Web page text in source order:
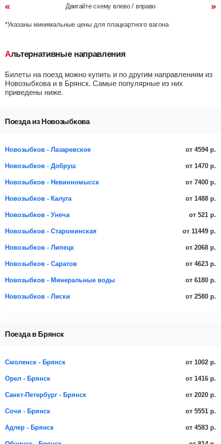
Двигайте схему влево / вправо
*Указаны минимальные цены для плацкартного вагона
Альтернативные направления
Билеты на поезд можно купить и по другим направлениям из
Новозыбкова и в Брянск. Самые популярные из них
приведены ниже.
Поезда из Новозыбкова
Новозыбков - Лазаревское от 4594 р.
Новозыбков - Добруш от 1470 р.
Новозыбков - Невинномысск от 7400 р.
Новозыбков - Калуга от 1488 р.
Новозыбков - Унеча от 521 р.
Новозыбков - Староминская от 11449 р.
Новозыбков - Липецк от 2068 р.
Новозыбков - Саратов от 4623 р.
Новозыбков - Минеральные воды от 6180 р.
Новозыбков - Лиски от 2580 р.
Поезда в Брянск
Смоленск - Брянск от 1002 р.
Орел - Брянск от 1416 р.
Санкт-Петербург - Брянск от 2020 р.
Сочи - Брянск от 5551 р.
Адлер - Брянск от 4583 р.